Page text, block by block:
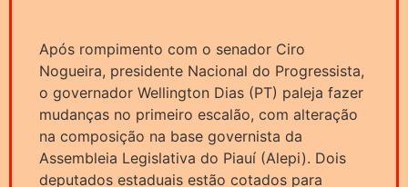
Após rompimento com o senador Ciro
Nogueira, presidente Nacional do Progressista,
o governador Wellington Dias (PT) paleja fazer
mudanças no primeiro escalão, com alteração
na composição na base governista da
Assembleia Legislativa do Piauí (Alepi). Dois
deputados estaduais estão cotados para